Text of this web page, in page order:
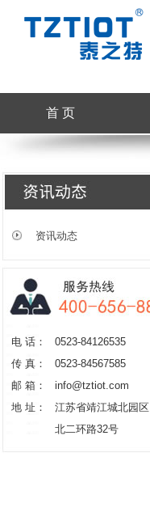
首 页
资讯动态
电 话：
0523-84126535
传 真：
0523-84567585
邮 箱：
info@tztiot.com
地 址：
江苏省靖江城北园区
北二环路32号